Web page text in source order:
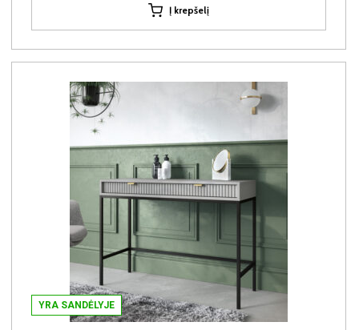
Į krepšelį
YRA SANDĖLYJE